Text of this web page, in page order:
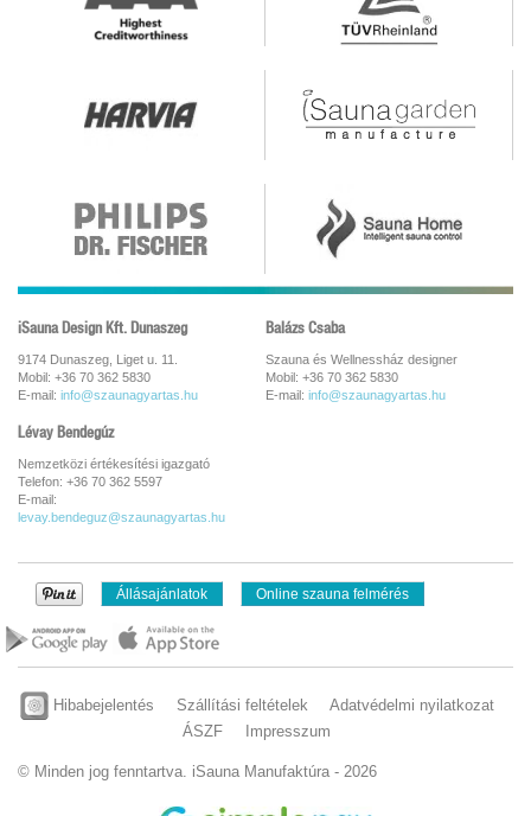
iSauna Design Kft. Dunaszeg
9174 Dunaszeg, Liget u. 11.
Mobil: +36 70 362 5830
E-mail: info@szaunagyartas.hu
Balázs Csaba
Szauna és Wellnessház designer
Mobil: +36 70 362 5830
E-mail: info@szaunagyartas.hu
Lévay Bendegúz
Nemzetközi értékesítési igazgató
Telefon: +36 70 362 5597
E-mail:
levay.bendeguz@szaunagyartas.hu
Állásajánlatok Online szauna felmérés
Hibabejelentés Szállítási feltételek
Adatvédelmi nyilatkozat
ÁSZF
Impresszum
© Minden jog fenntartva. iSauna Manufaktúra - 2026